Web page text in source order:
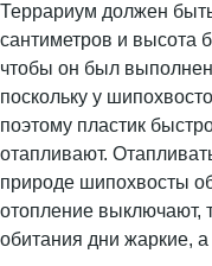
Террариум должен
сантиметров и высота
чтобы он был выполнен
поскольку у
поэтому пластик
отапливают.
природе шипохвосты
отопление выключают,
обитания дни жаркие,